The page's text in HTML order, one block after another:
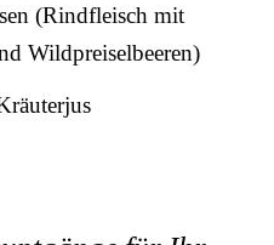
(Rindfleisch mit
Wildpreiselbeeren)